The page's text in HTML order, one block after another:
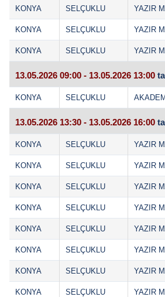
KONYA SELÇUKLU YAZIR
KONYA SELÇUKLU YAZIR
KONYA SELÇUKLU YAZIR
13.05.2026 09:00 - 13.05.2026 13:00
KONYA SELÇUKLU
13.05.2026 13:30 - 13.05.2026 16:00
KONYA SELÇUKLU YAZIR
KONYA SELÇUKLU YAZIR
KONYA SELÇUKLU YAZIR
KONYA SELÇUKLU YAZIR
KONYA SELÇUKLU YAZIR
KONYA SELÇUKLU YAZIR
KONYA SELÇUKLU YAZIR
KONYA SELÇUKLU YAZIR